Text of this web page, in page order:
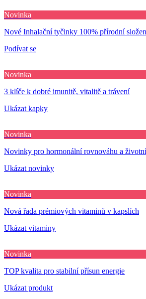
Novinka
Nové Inhalační tyčinky 100% přírodní
Podívat se
Novinka
3 klíče k dobré imunitě, vitalitě a trávení
Ukázat kapky
Novinka
Novinky pro hormonální rovnováhu a
Ukázat novinky
Novinka
Nová řada prémiových vitaminů v kapslích
Ukázat vitaminy
Novinka
TOP kvalita pro stabilní přísun energie
Ukázat produkt